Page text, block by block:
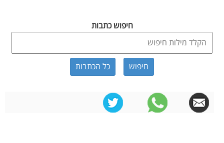
חיפוש כתבות
כל הכתבות